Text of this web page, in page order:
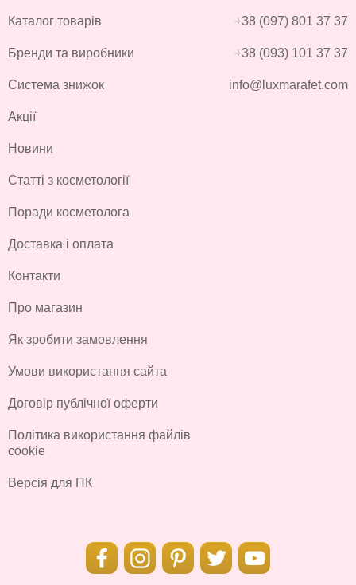
Каталог товарів
Бренди та виробники
Система знижок
Акції
Новини
Статті з косметології
Поради косметолога
Доставка і оплата
Контакти
Про магазин
Як зробити замовлення
Умови використання сайта
Договір публічної оферти
Політика використання файлів
cookie
Версія для ПК
+38 (097) 801 37 37
+38 (093) 101 37 37
info@luxmarafet.com